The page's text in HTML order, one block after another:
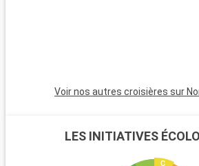
Voir nos autres croisières sur
LES INITIATIVES